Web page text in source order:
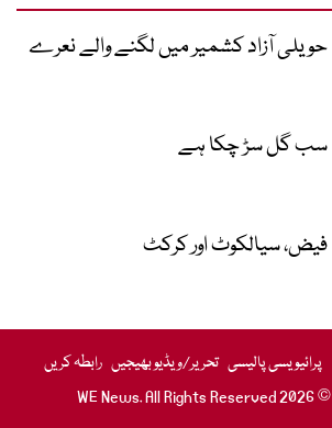
حویلی آزاد کشمیر میں لگنے والے نعرے
سب گل سڑ چکا ہے
فیض، سیالکوٹ اور کرکٹ
پرائیویسی پالیسی تحریر/ویڈیو بھیجیں رابطہ کریں
© 2026 WE News. All Rights Reserved